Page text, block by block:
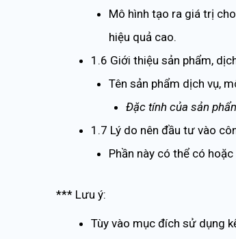
Mô hình tạo ra giá trị
hiệu quả cao.
1.6 Giới thiệu sản phẩm,
Tên sản phẩm dịch vụ,
Đặc tính của sản
1.7 Lý do nên đầu tư vào
Phần này có thể có
*** Lưu ý:
Tùy vào mục đích sử dụng